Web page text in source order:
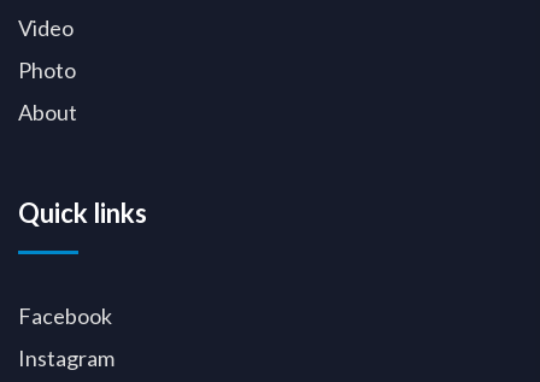
Video
Photo
About
Quick links
Facebook
Instagram